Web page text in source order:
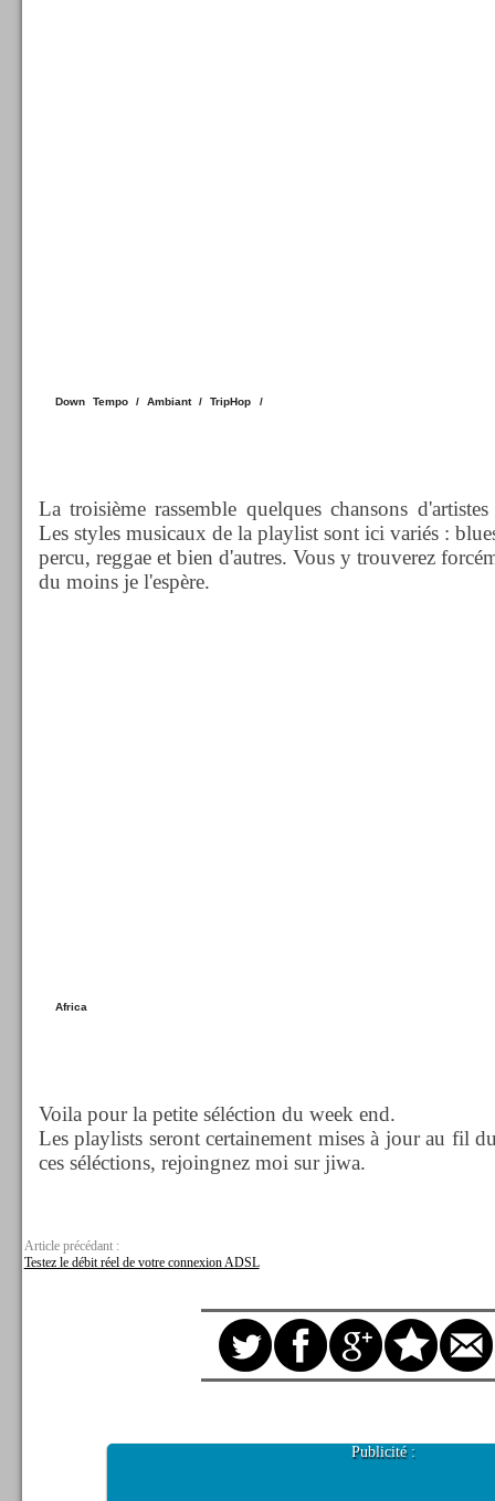
Down Tempo / Ambiant / TripHop /
La troisième rassemble quelques chansons
Les styles musicaux de la playlist sont ici variés :
percu, reggae et bien d'autres. Vous y trouverez
du moins je l'espère.
Africa
Voila pour la petite séléction du week end.
Les playlists seront certainement mises à jour au fil
ces séléctions, rejoingnez moi sur jiwa.
Article précédant :
Testez le débit réel de votre connexion ADSL
Publicité :